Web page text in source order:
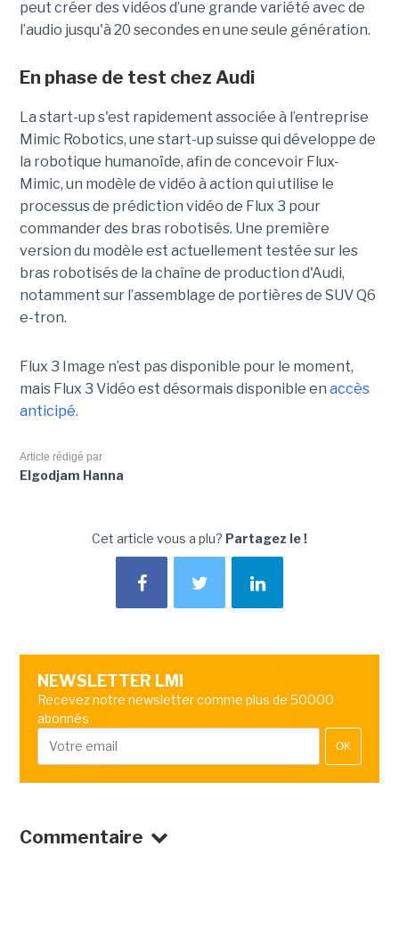
peut créer des vidéos d’une grande variété avec de
l’audio jusqu'à 20 secondes en une seule génération.
En phase de test chez Audi
La start-up s'est rapidement associée à l’entreprise
Mimic Robotics, une start-up suisse qui développe de
la robotique humanoïde, afin de concevoir Flux-
Mimic, un modèle de vidéo à action qui utilise le
processus de prédiction vidéo de Flux 3 pour
commander des bras robotisés. Une première
version du modèle est actuellement testée sur les
bras robotisés de la chaîne de production d'Audi,
notamment sur l’assemblage de portières de SUV Q6
e-tron.
Flux 3 Image n’est pas disponible pour le moment,
mais Flux 3 Vidéo est désormais disponible en accès
anticipé.
Article rédigé par
Elgodjam Hanna
Cet article vous a plu? Partagez le !
NEWSLETTER LMI
Recevez notre newsletter comme plus de 50000
abonnés
OK
Commentaire